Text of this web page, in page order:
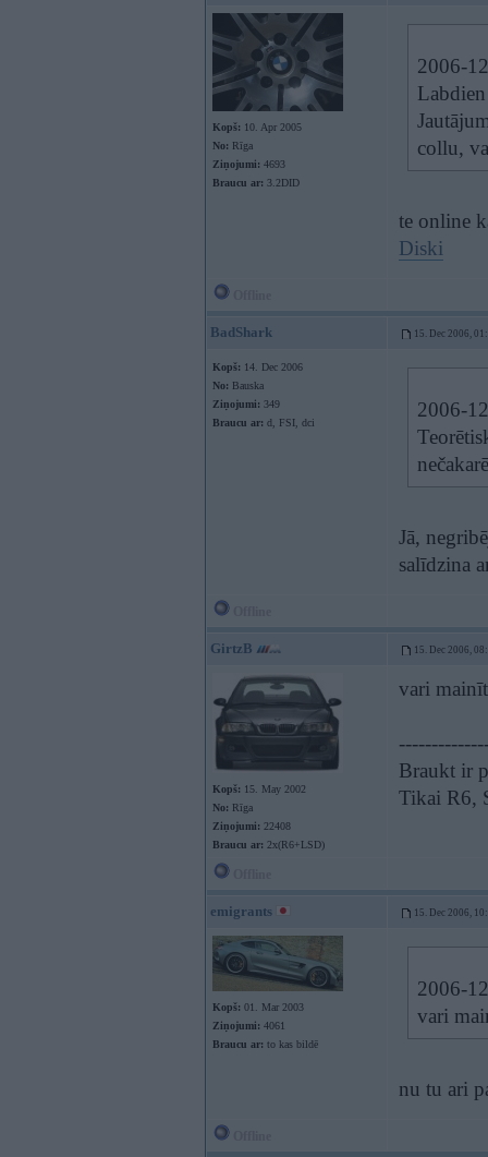
Kopš: 10. Apr 2005
No: Rīga
Ziņojumi: 4693
Braucu ar: 3.2DID
2006-
collu,
te online
Diski
BadShark 15. Dec 2006,
Kopš: 14. Dec 2006
No: Bauska
Ziņojumi: 349
Braucu ar: d, FSI, dci
2006-
Jā,
salīdzina
GirtzB 15. Dec 2006,
Kopš: 15. May 2002
No: Rīga
Ziņojumi: 22408
Braucu ar: 2x(R6+LSD)
vari
Braukt ir
Tikai R6,
emigrants 15. Dec 2006,
Kopš: 01. Mar 2003
Ziņojumi: 4061
Braucu ar: to kas bildē
2006-
vari
nu tu ari